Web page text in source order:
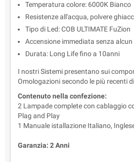
Temperatura colore: 6000K Bianco
Resistenze all'acqua, polvere
Tipo di Led: COB ULTIMATE FuZion
Accensione immediata senza
Durata: Long Life fino a 10anni
I nostri Sistemi presentano sui
Omologazioni secondo le più recenti
Contenuto nella confezione:
2 Lampade complete con cablaggio
Plag and Play
1 Manuale istallazione Italiano,
Garanzia: 2 Anni